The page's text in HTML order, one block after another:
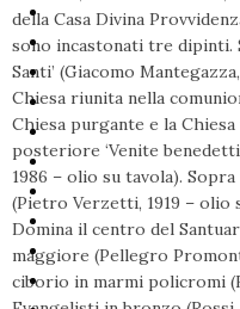
della Casa Divina
sono incastonati tre dipinti.
Santi’ (Giacomo
Chiesa riunita nella
Chiesa purgante e la
posteriore ‘Venite
1986 – olio su tavola).
(Pietro Verzetti, 1919 – olio
Domina il centro del
maggiore (Pellegro
ciborio in marmi policromi